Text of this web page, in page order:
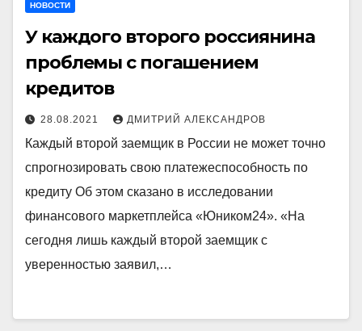
НОВОСТИ
У каждого второго россиянина
проблемы с погашением
кредитов
28.08.2021 ДМИТРИЙ АЛЕКСАНДРОВ
Каждый второй заемщик в России не может точно
спрогнозировать свою платежеспособность по
кредиту Об этом сказано в исследовании
финансового маркетплейса «Юником24». «На
сегодня лишь каждый второй заемщик с
уверенностью заявил,…